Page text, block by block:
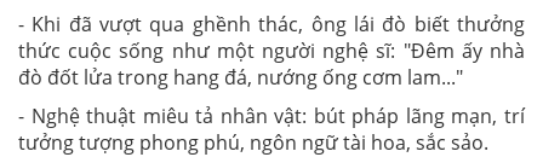
- Khi đã vượt qua ghềnh thác, ông lái đò biết thưởng
thức cuộc sống như một người nghệ sĩ: "Đêm ấy nhà
đò đốt lửa trong hang đá, nướng ống cơm lam..."
- Nghệ thuật miêu tả nhân vật: bút pháp lãng mạn, trí
tưởng tượng phong phú, ngôn ngữ tài hoa, sắc sảo.